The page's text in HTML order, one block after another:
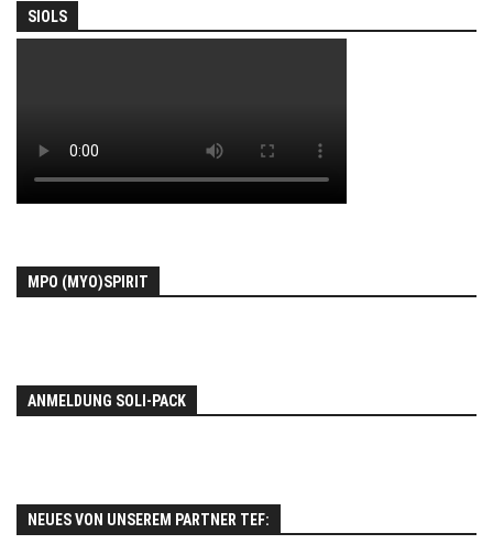
SIOLS
MPO (MYO)SPIRIT
ANMELDUNG SOLI-PACK
NEUES VON UNSEREM PARTNER TEF: